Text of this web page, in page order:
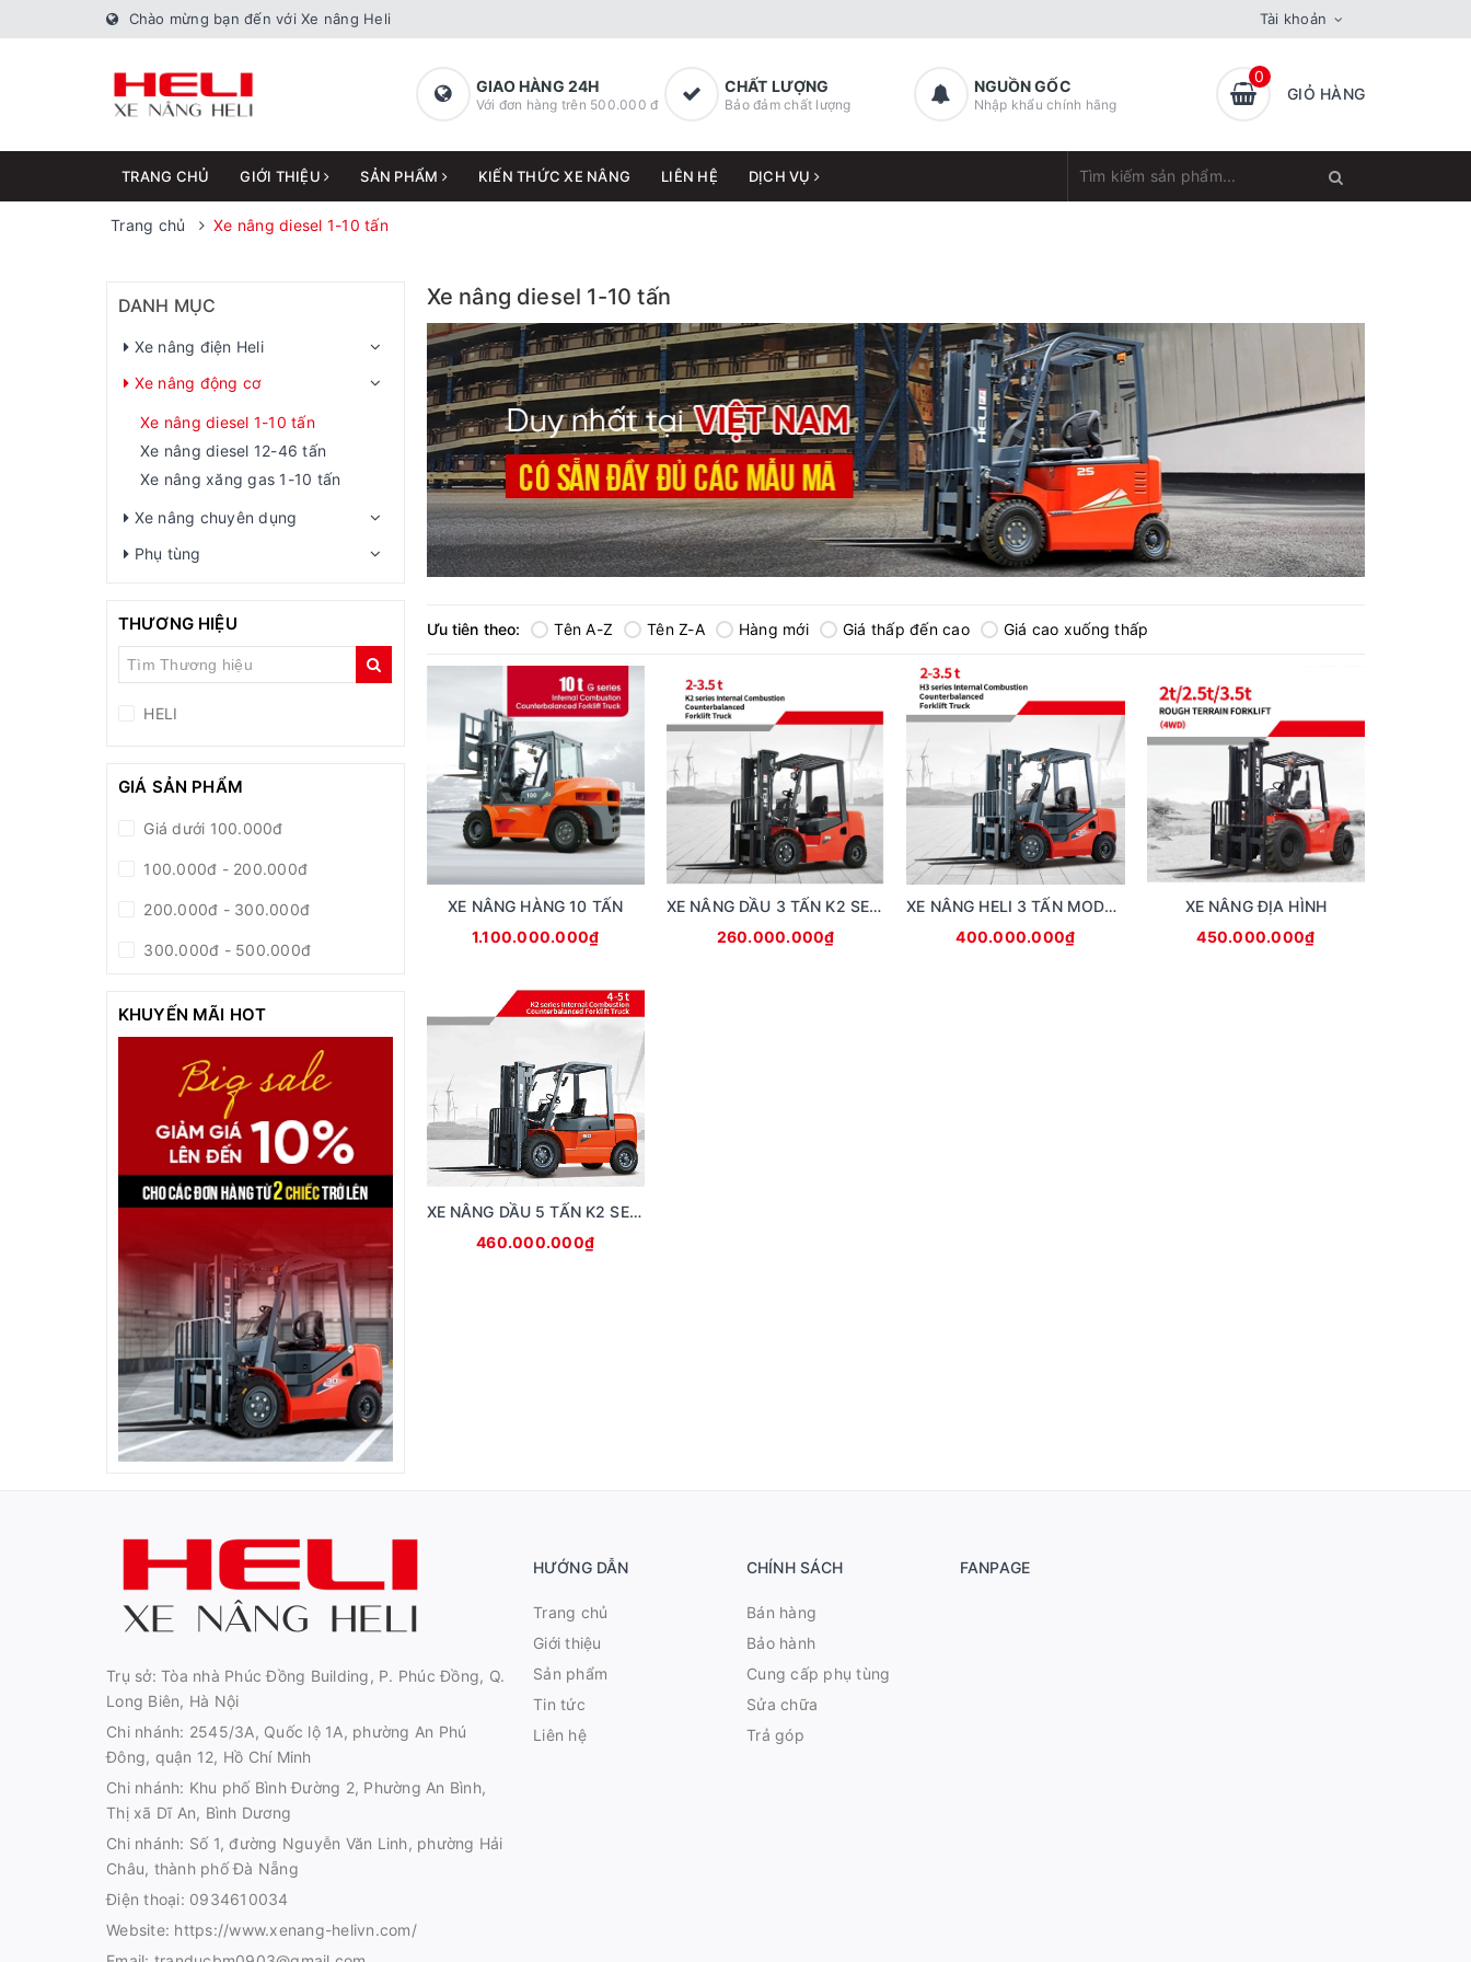
Chào mừng bạn đến với Xe nâng Heli Tài khoản
GIAO HÀNG 24H
Với đơn hàng trên 500.000 đ
CHẤT LƯỢNG
Bảo đảm chất lượng
NGUỒN GỐC
Nhập khẩu chính hãng
0
GIỎ HÀNG
TRANG CHỦ GIỚI THIỆU SẢN PHẨM KIẾN THỨC XE NÂNG LIÊN HỆ DỊCH VỤ
Trang chủ Xe nâng diesel 1-10 tấn
Xe nâng diesel 1-10 tấn
Ưu tiên theo: Tên A-Z Tên Z-A Hàng mới Giá thấp đến cao Giá cao xuống thấp
XE NÂNG HÀNG 10 TẤN
1.100.000.000₫
XE NÂNG DẦU 3 TẤN K2 SERIES
260.000.000₫
XE NÂNG HELI 3 TẤN MODEL H3 SERIES
400.000.000₫
XE NÂNG ĐỊA HÌNH
450.000.000₫
XE NÂNG DẦU 5 TẤN K2 SERIES
460.000.000₫
DANH MỤC
Xe nâng điện Heli
Xe nâng động cơ
Xe nâng diesel 1-10 tấn
Xe nâng diesel 12-46 tấn
Xe nâng xăng gas 1-10 tấn
Xe nâng chuyên dụng
Phụ tùng
THƯƠNG HIỆU
HELI
GIÁ SẢN PHẨM
Giá dưới 100.000đ
100.000đ - 200.000đ
200.000đ - 300.000đ
300.000đ - 500.000đ
KHUYẾN MÃI HOT
Trụ sở: Tòa nhà Phúc Đồng Building, P. Phúc Đồng, Q.
Long Biên, Hà Nội
Chi nhánh: 2545/3A, Quốc lộ 1A, phường An Phú
Đông, quận 12, Hồ Chí Minh
Chi nhánh: Khu phố Bình Đường 2, Phường An Bình,
Thị xã Dĩ An, Bình Dương
Chi nhánh: Số 1, đường Nguyễn Văn Linh, phường Hải
Châu, thành phố Đà Nẵng
Điện thoại: 0934610034
Website: https://www.xenang-helivn.com/
HƯỚNG DẪN
Trang chủ
Giới thiệu
Sản phẩm
Tin tức
Liên hệ
CHÍNH SÁCH
Bán hàng
Bảo hành
Cung cấp phụ tùng
Sửa chữa
Trả góp
FANPAGE